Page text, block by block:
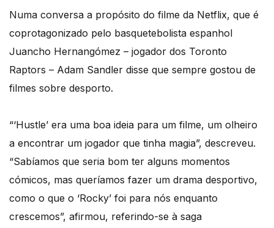
Numa conversa a propósito do filme da Netflix, que é
coprotagonizado pelo basquetebolista espanhol
Juancho Hernangómez – jogador dos Toronto
Raptors – Adam Sandler disse que sempre gostou de
filmes sobre desporto.
“‘Hustle’ era uma boa ideia para um filme, um olheiro
a encontrar um jogador que tinha magia”, descreveu.
“Sabíamos que seria bom ter alguns momentos
cómicos, mas queríamos fazer um drama desportivo,
como o que o ‘Rocky’ foi para nós enquanto
crescemos”, afirmou, referindo-se à saga